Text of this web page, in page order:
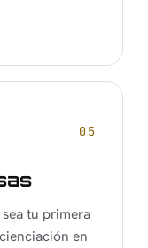
05
tu primera
en